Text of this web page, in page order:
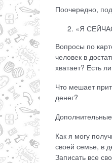
Поочередно,
«Я
Вопросы по
человек в
хватает? Есть
Что мешает
денег?
Как я могу
своей семье, в
Записать все